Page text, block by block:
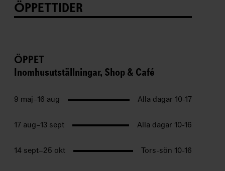
ÖPPETTIDER
ÖPPET
Inomhusutställningar, Shop & Café
9 maj–16 aug Alla dagar 10-17
17 aug–13 sept Alla dagar 10-16
14 sept–25 okt Tors-sön 10-16